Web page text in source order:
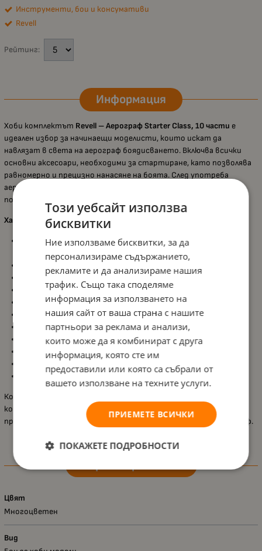
Инструменти, бои и консумативи
Revell
Рейтинг:
Информация
Хоби комплектът Revell – Аерограф Starter Class, 10 части е
идеален избор за начинаещи моделисти, които искат да
навлязат в света на аерограф боядисването. Включва всички
основни аксесоари, необходими за стартиране, като позволява
равномерно и прецизно нанасяне на боята. След употреба
аерографът може лесно да се почисти с вода, което улеснява
поддръжката и ежедневната работа.
Характеристики:
Комплект от10 части, включващ всичко необходимо за
старт;
Пистолет с
единично действие
, подходящ за начинаещи;
Работно налягане
0,8 – 2,5 бара
Може да се използва със сгъстен въздух или компресор;
Включва аерограф и750 ml сгъстен въздух под налягане
2 брояAqua Color бои;
2 бурканчета и2 пипетиза прецизна работа;
РазредителAqua Color Mix – 25 ml;
ПочистителAqua Color Clean – 25 ml
Ръководство за употреба;
Лесно почистване с вода след употреба.
Комплектът
които искат да започнат да боядисват моделите си
професионално и да усъвършенстват техниката си с аерограф.
Цвят
Многоцветен
Вид
Този уебсайт използва
бисквитки
Ние използваме бисквитки, за да
персонализираме съдържанието,
рекламите и да анализираме нашия
трафик. Също така споделяме
информация за използването на
нашия сайт от ваша страна с нашите
партньори за реклама и анализи,
които може да я комбинират с друга
информация, която сте им
предоставили или която са събрали от
вашето използване на техните услуги.
ПРИЕМЕТЕ ВСИЧКИ
ПОКАЖЕТЕ ПОДРОБНОСТИ